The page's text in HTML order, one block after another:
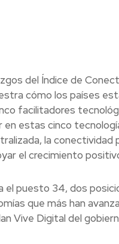
del Índice de
cómo los países
facilitadores
estas cinco
la
el crecimiento
el puesto 34, dos
que más han
Vive Digital del